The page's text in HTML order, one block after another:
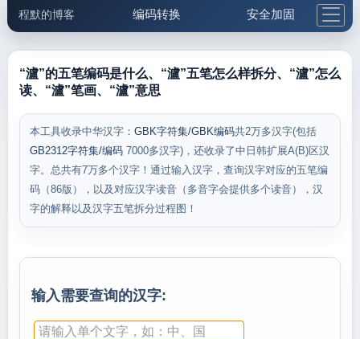
程默的博客 编码转换 安全加固
邮件工具 生活便民 更多工具
5.1支付宝大红包
“瀘”的五笔编码是什么、“瀘”五笔怎么样拆分、“瀘”怎么
读、“瀘”笔画、“瀘”意思
本工具收录中华汉字： GBK字符集/GBK编码共2万多汉字(包括
GB2312字符集/编码 7000多汉字)，还收录了中日韩扩展A(B)区汉
字。总共有7万多个汉字！通过输入汉字，查询汉字对应的五笔编
码（86版），以及对应汉字读音（多音字会提供多个读音），汉
字的解释以及汉字五笔拆分过程图！
输入需要查询的汉字: